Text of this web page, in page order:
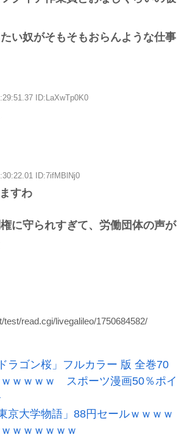
い奴がそもそもおらんような仕事
ID:LaXwTp0K0
ID:7ifMBlNj0
すわ
に守られすぎて、労働団体の声が
test/read.cgi/livegalileo/1750684582/
ラゴン桜」フルカラー 版 全巻70
ｗｗｗｗ スポーツ漫画50％ポイ
京大学物語」88円セールｗｗｗｗ
ｗｗｗｗｗｗ